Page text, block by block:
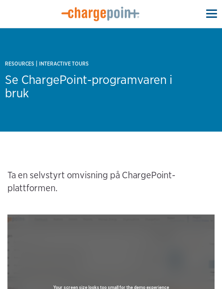
RESOURCES | INTERACTIVE TOURS
Se ChargePoint-programvaren i
bruk
Ta en selvstyrt omvisning på ChargePoint-
plattformen.